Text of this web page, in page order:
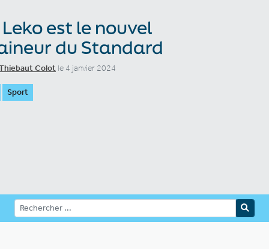
est le nouvel
du Standard
Colot le 4 janvier 2024
Sport